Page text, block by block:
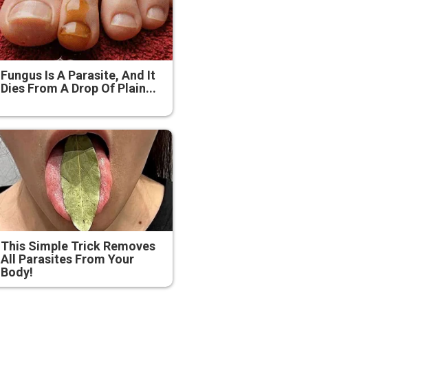
Fungus Is A Parasite, And It
Dies From A Drop Of Plain...
This Simple Trick Removes
All Parasites From Your
Body!